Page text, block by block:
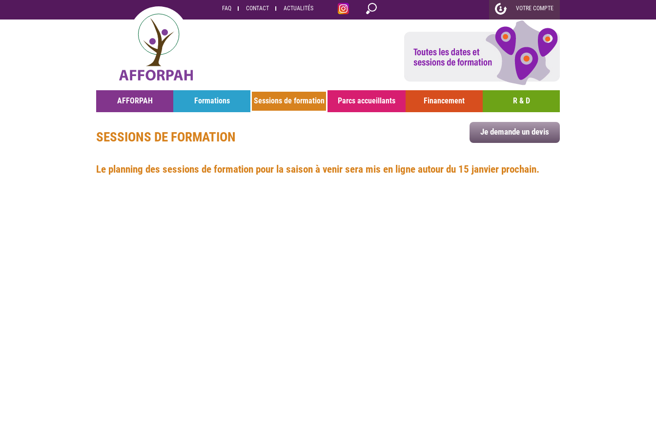
SESSIONS DE FORMATION
Le planning des sessions de formation pour la saison à venir sera mis en ligne autour du 15 janvier prochain.
FAQ CONTACT ACTUALITÉS VOTRE COMPTE
AFFORPAH Formations Sessions de formation Parcs accueillants Financement R & D
Je demande un devis